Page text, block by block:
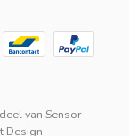
van Sensor
Design